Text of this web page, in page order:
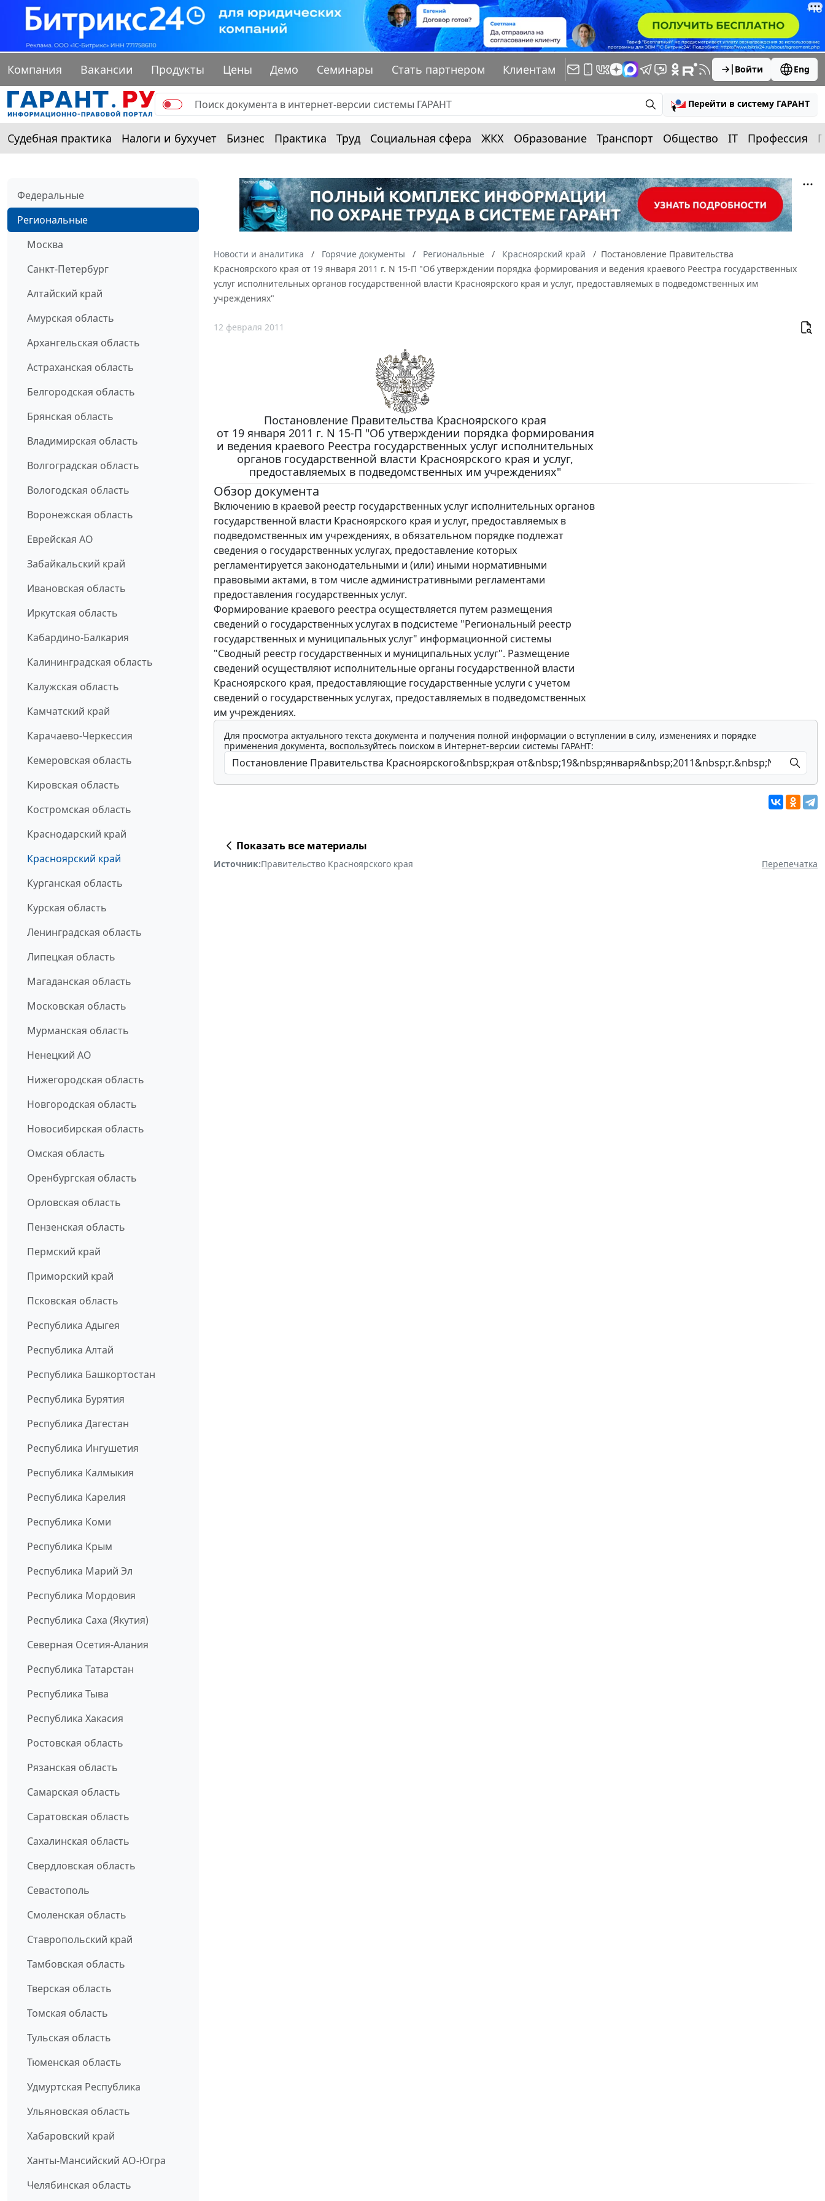
Компания Вакансии Продукты Цены Демо Семинары Стать партнером Клиентам Войти Eng
Перейти в систему ГАРАНТ
Судебная практика Налоги и бухучет Бизнес Практика Труд Социальная сфера ЖКХ Образование Транспорт Общество IT Профессия
Федеральные
Региональные
Москва
Санкт-Петербург
Алтайский край
Амурская область
Архангельская область
Астраханская область
Белгородская область
Брянская область
Владимирская область
Волгоградская область
Вологодская область
Воронежская область
Еврейская АО
Забайкальский край
Ивановская область
Иркутская область
Кабардино-Балкария
Калининградская область
Калужская область
Камчатский край
Карачаево-Черкессия
Кемеровская область
Кировская область
Костромская область
Краснодарский край
Красноярский край
Курганская область
Курская область
Ленинградская область
Липецкая область
Магаданская область
Московская область
Мурманская область
Ненецкий АО
Нижегородская область
Новгородская область
Новосибирская область
Омская область
Оренбургская область
Орловская область
Пензенская область
Пермский край
Приморский край
Псковская область
Республика Адыгея
Республика Алтай
Республика Башкортостан
Республика Бурятия
Республика Дагестан
Республика Ингушетия
Республика Калмыкия
Республика Карелия
Республика Коми
Республика Крым
Республика Марий Эл
Республика Мордовия
Республика Саха (Якутия)
Северная Осетия-Алания
Республика Татарстан
Республика Тыва
Республика Хакасия
Ростовская область
Рязанская область
Самарская область
Саратовская область
Сахалинская область
Свердловская область
Севастополь
Смоленская область
Ставропольский край
Тамбовская область
Тверская область
Томская область
Тульская область
Тюменская область
Удмуртская Республика
Ульяновская область
Хабаровский край
Ханты-Мансийский АО-Югра
Челябинская область
Новости и аналитика Горячие документы Региональные Красноярский край
Постановление Правительства
Красноярского края от 19 января 2011 г. N 15-П "Об утверждении порядка формирования и ведения краевого Реестра государственных
услуг исполнительных органов государственной власти Красноярского края и услуг, предоставляемых в подведомственных им
учреждениях"
12 февраля 2011
Постановление Правительства Красноярского края
от 19 января 2011 г. N 15-П "Об утверждении порядка формирования
и ведения краевого Реестра государственных услуг исполнительных
органов государственной власти Красноярского края и услуг,
предоставляемых в подведомственных им учреждениях"
Обзор документа
Включению в краевой реестр государственных услуг исполнительных органов
государственной власти Красноярского края и услуг, предоставляемых в
подведомственных им учреждениях, в обязательном порядке подлежат
сведения о государственных услугах, предоставление которых
регламентируется законодательными и (или) иными нормативными
правовыми актами, в том числе административными регламентами
предоставления государственных услуг.
Формирование краевого реестра осуществляется путем размещения
сведений о государственных услугах в подсистеме "Региональный реестр
государственных и муниципальных услуг" информационной системы
"Сводный реестр государственных и муниципальных услуг". Размещение
сведений осуществляют исполнительные органы государственной власти
Красноярского края, предоставляющие государственные услуги с учетом
сведений о государственных услугах, предоставляемых в подведомственных
им учреждениях.
Для просмотра актуального текста документа и получения полной информации о вступлении в силу, изменениях и порядке
применения документа, воспользуйтесь поиском в Интернет-версии системы ГАРАНТ:
Показать все материалы
Источник:Правительство Красноярского края Перепечатка